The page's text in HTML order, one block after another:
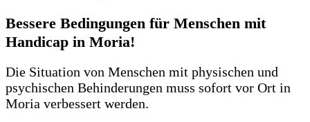
Bessere Bedingungen für Menschen mit
Handicap in Moria!
Die Situation von Menschen mit physischen und
psychischen Behinderungen muss sofort vor Ort in
Moria verbessert werden.